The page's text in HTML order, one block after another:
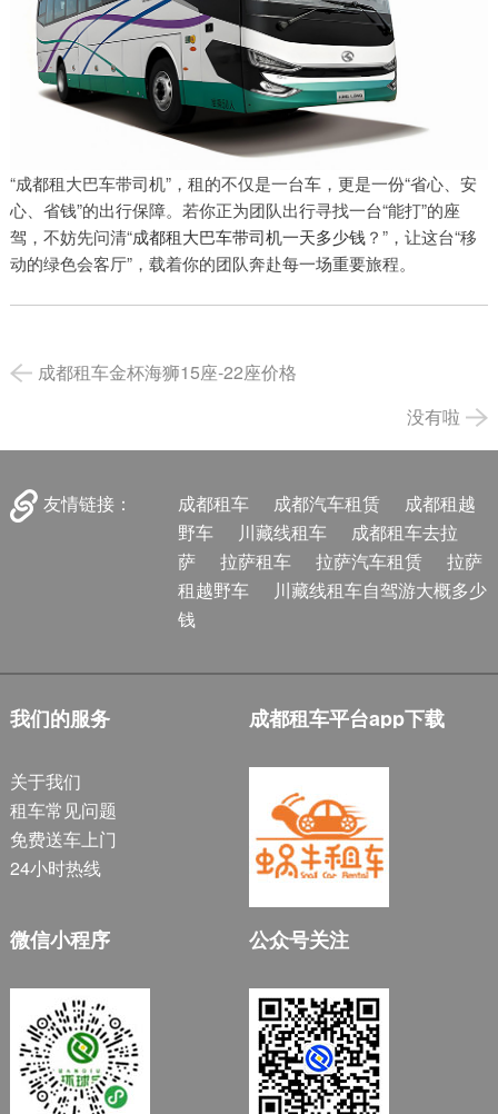
“成都租大巴车带司机”，租的不仅是一台车，更是一份“省心、安
心、省钱”的出行保障。若你正为团队出行寻找一台“能打”的座
驾，不妨先问清“成都租大巴车带司机一天多少钱？”，让这台“移
动的绿色会客厅”，载着你的团队奔赴每一场重要旅程。
成都租车金杯海狮15座-22座价格
没有啦
友情链接： 成都租车 成都汽车租赁
成都租越
野车
川藏线租车
成都租车去拉
萨
拉萨租车 拉萨汽车租赁
拉萨
租越野车
川藏线租车自驾游大概多少
钱
我们的服务
关于我们
租车常见问题
免费送车上门
24小时热线
成都租车平台app下载
微信小程序 公众号关注